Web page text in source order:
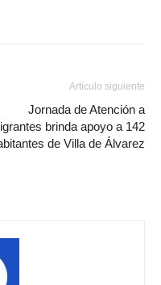
Artículo siguiente
Jornada de Atención a
brinda apoyo a 142
de Villa de Álvarez